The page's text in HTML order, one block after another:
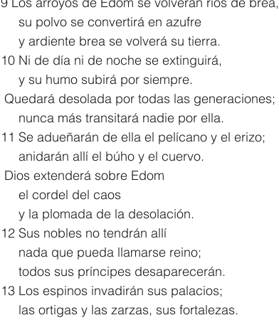
     su polvo se convertirá en azufre
     y ardiente brea se volverá su tierra.
10 Ni de día ni de noche se extinguirá,
     y su humo subirá por siempre.
Quedará desolada por todas las generaciones;
     nunca más transitará nadie por ella.
11 Se adueñarán de ella el pelícano y el erizo;
     anidarán allí el búho y el cuervo.
Dios extenderá sobre Edom
     el cordel del caos
     y la plomada de la desolación.
12 Sus nobles no tendrán allí
     nada que pueda llamarse reino;
     todos sus príncipes desaparecerán.
13 Los espinos invadirán sus palacios;
     las ortigas y las zarzas, sus fortalezas.